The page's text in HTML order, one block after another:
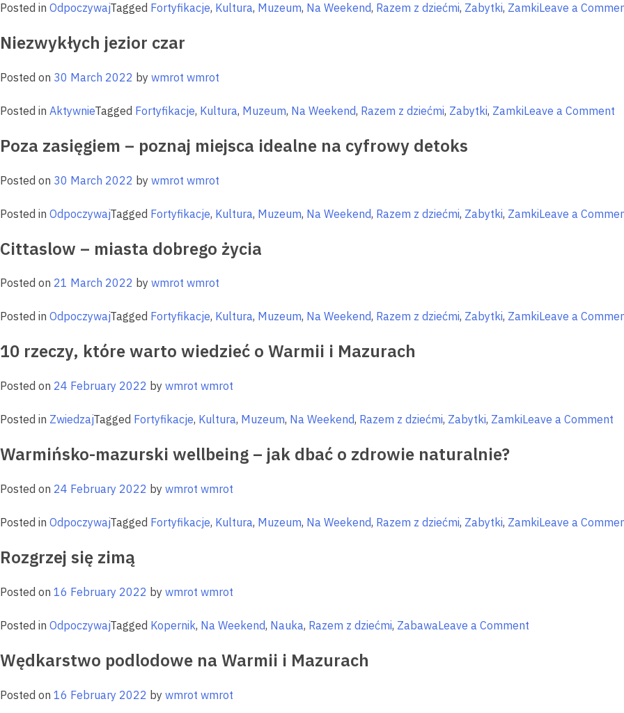
Posted in OdpoczywajTagged Fortyfikacje, Kultura, Muzeum, Na Weekend, Razem z dziećmi, Zabytki, ZamkiLeave a
Niezwykłych jezior czar
Posted on 30 March 2022 by wmrot wmrot
Posted in AktywnieTagged Fortyfikacje, Kultura, Muzeum, Na Weekend, Razem z dziećmi, Zabytki, ZamkiLeave a Comment
Poza zasięgiem – poznaj miejsca idealne na cyfrowy detoks
Posted on 30 March 2022 by wmrot wmrot
Posted in OdpoczywajTagged Fortyfikacje, Kultura, Muzeum, Na Weekend, Razem z dziećmi, Zabytki, ZamkiLeave a
Cittaslow – miasta dobrego życia
Posted on 21 March 2022 by wmrot wmrot
Posted in OdpoczywajTagged Fortyfikacje, Kultura, Muzeum, Na Weekend, Razem z dziećmi, Zabytki, ZamkiLeave a
10 rzeczy, które warto wiedzieć o Warmii i Mazurach
Posted on 24 February 2022 by wmrot wmrot
Posted in ZwiedzajTagged Fortyfikacje, Kultura, Muzeum, Na Weekend, Razem z dziećmi, Zabytki, ZamkiLeave a Comment
o
Warmińsko-mazurski wellbeing – jak dbać o zdrowie naturalnie?
Posted on 24 February 2022 by wmrot wmrot
Posted in OdpoczywajTagged Fortyfikacje, Kultura, Muzeum, Na Weekend, Razem z dziećmi, Zabytki, ZamkiLeave a
Rozgrzej się zimą
Posted on 16 February 2022 by wmrot wmrot
Posted in OdpoczywajTagged Kopernik, Na Weekend, Nauka, Razem z dziećmi, ZabawaLeave a Comment
Wędkarstwo podlodowe na Warmii i Mazurach
Posted on 16 February 2022 by wmrot wmrot